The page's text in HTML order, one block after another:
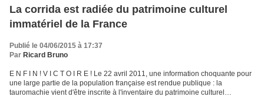
La corrida est radiée du patrimoine culturel
immatériel de la France
Publié le 04/06/2015 à 17:37
Par Ricard Bruno
E N F I N ! V I C T O I R E ! Le 22 avril 2011, une information choquante pour
une large partie de la population française est rendue publique : la
tauromachie vient d'être inscrite à l'inventaire du patrimoine culturel